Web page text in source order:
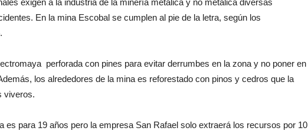
exigen a la industria de la minería metálica y no metálica diversas
En la mina Escobal se cumplen al pie de la letra, según los
perforada con pines para evitar derrumbes en la zona y no poner en
los alrededores de la mina es reforestado con pinos y cedros que la
viveros.
es para 19 años pero la empresa San Rafael solo extraerá los recursos por 10